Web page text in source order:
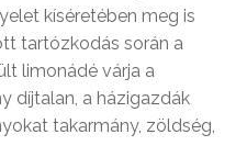
kíséretében meg is
tartózkodás során a
limonádé várja a
díjtalan, a házigazdák
takarmány, zöldség,